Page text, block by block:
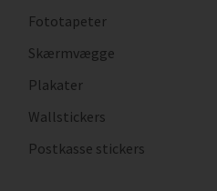
Fototapeter
Skærmvægge
Plakater
Wallstickers
Postkasse stickers